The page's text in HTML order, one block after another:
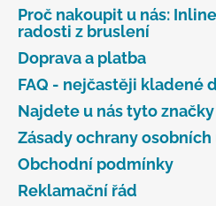
Proč nakoupit u nás:
radosti z bruslení
Doprava a platba
FAQ - nejčastěji kladené
Najdete u nás tyto značky
Zásady ochrany
Obchodní podmínky
Reklamační řád